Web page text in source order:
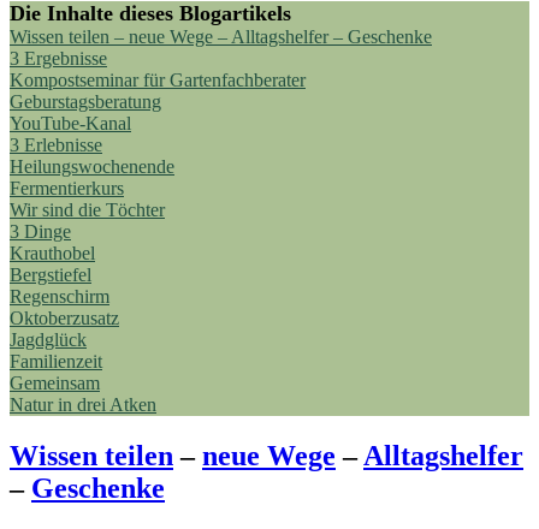
Die Inhalte dieses Blogartikels
Wissen teilen – neue Wege – Alltagshelfer – Geschenke
3 Ergebnisse
Kompostseminar für Gartenfachberater
Geburstagsberatung
YouTube-Kanal
3 Erlebnisse
Heilungswochenende
Fermentierkurs
Wir sind die Töchter
3 Dinge
Krauthobel
Bergstiefel
Regenschirm
Oktoberzusatz
Jagdglück
Familienzeit
Gemeinsam
Natur in drei Atken
Wissen teilen –neue Wege –Alltagshelfer
– Geschenke